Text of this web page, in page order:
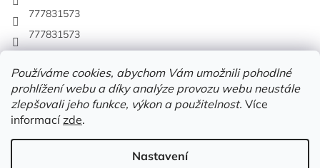
Používáme cookies, abychom Vám umožnili pohodlné
prohlížení webu a díky analýze provozu webu neustále
zlepšovali jeho funkce, výkon a použitelnost. Více
informacízde.
Nastavení
777831573
777831573
Vytvořil Shoptet